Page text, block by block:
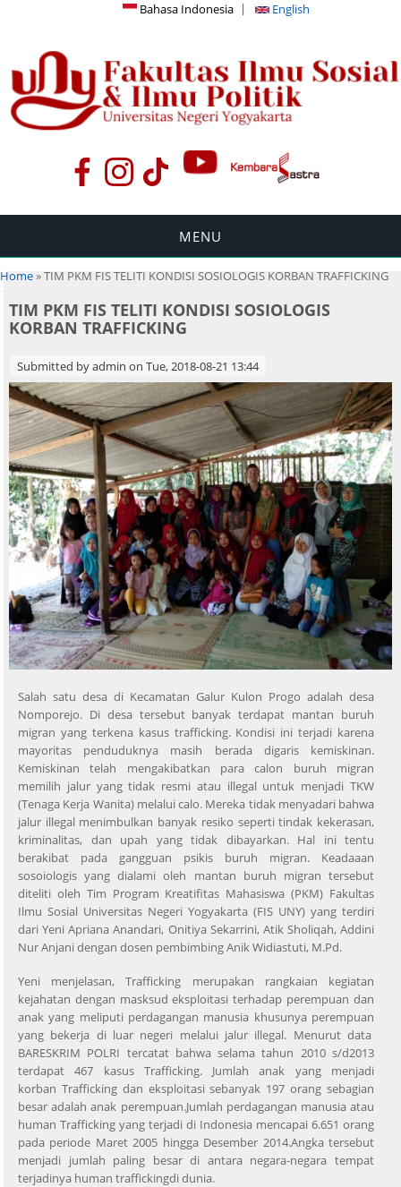
Bahasa Indonesia English
MENU
You are here
Home» TIM PKM FIS TELITI KONDISI SOSIOLOGIS KORBAN TRAFFICKING
TIM PKM FIS TELITI KONDISI SOSIOLOGIS
KORBAN TRAFFICKING
Submitted byadmin on Tue, 2018-08-21 13:44
Salah satu desa di Kecamatan Galur Kulon Progo adalah desa
Nomporejo. Di desa tersebut banyak terdapat mantan buruh
migran yang terkena kasus trafficking. Kondisi ini terjadi karena
mayoritas penduduknya masih berada digaris kemiskinan.
Kemiskinan telah mengakibatkan para calon buruh migran
memilih jalur yang tidak resmi atau illegal untuk menjadi TKW
(Tenaga Kerja Wanita) melalui calo. Mereka tidak menyadari bahwa
jalur illegal menimbulkan banyak resiko seperti tindak kekerasan,
kriminalitas, dan upah yang tidak dibayarkan. Hal ini tentu
berakibat pada gangguan psikis buruh migran. Keadaaan
sosoiologis yang dialami oleh mantan buruh migran tersebut
diteliti oleh Tim Program Kreatifitas Mahasiswa (PKM) Fakultas
Ilmu Sosial Universitas Negeri Yogyakarta (FIS UNY) yang terdiri
dari Yeni Apriana Anandari, Onitiya Sekarrini, Atik Sholiqah, Addini
Nur Anjani dengan dosen pembimbing Anik Widiastuti, M.Pd.
Yeni menjelasan, Trafficking merupakan rangkaian kegiatan
kejahatan dengan masksud eksploitasi terhadap perempuan dan
anak yang meliputi perdagangan manusia khusunya perempuan
yang bekerja di luar negeri melalui jalur illegal. Menurut data
BARESKRIM POLRI tercatat bahwa selama tahun 2010 s/d2013
terdapat 467 kasus Trafficking. Jumlah anak yang menjadi
korban Trafficking dan eksploitasi sebanyak 197 orang sebagian
besar adalah anak perempuan.Jumlah perdagangan manusia atau
human Trafficking yang terjadi di Indonesia mencapai 6.651 orang
pada periode Maret 2005 hingga Desember 2014.Angka tersebut
menjadi jumlah paling besar di antara negara-negara tempat
terjadinya human traffickingdi dunia.